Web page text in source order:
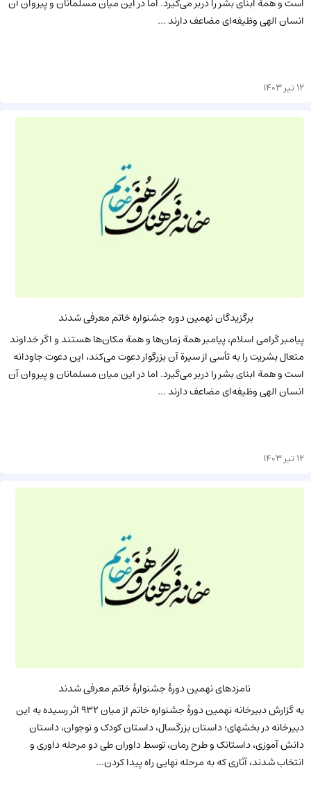
است و همة ابنای بشر را دربر می‌گیرد. اما در این میان مسلمانان و پیروان آن
انسان الهی وظیفه‌ای مضاعف دارند ...
12 تیر 1403
برگزیدگان نهمین دوره جشنواره خاتم معرفی شدند
پیامبر گرامی اسلام، پیامبر همة زمان‌ها و همة مکان‌ها هستند و اگر خداوند
متعال بشریت را به تأسی از سیرة آن بزرگوار دعوت می‌کند، این دعوت جاودانه
است و همة ابنای بشر را دربر می‌گیرد. اما در این میان مسلمانان و پیروان آن
انسان الهی وظیفه‌ای مضاعف دارند ...
12 تیر 1403
نامزدهای نهمین دورۀ جشنوارۀ خاتم معرفی شدند
به گزارش دبیرخانه نهمین دورۀ جشنواره خاتم از میان 932 اثر رسیده به این
دبیرخانه در بخشهای؛ داستان بزرگسال، داستان کودک و نوجوان، داستان
دانش آموزی، داستانک و طرح رمان، توسط داوران طی دو مرحله داوری و
انتخاب شدند، آثاری که به مرحله نهایی راه پیدا کردن...